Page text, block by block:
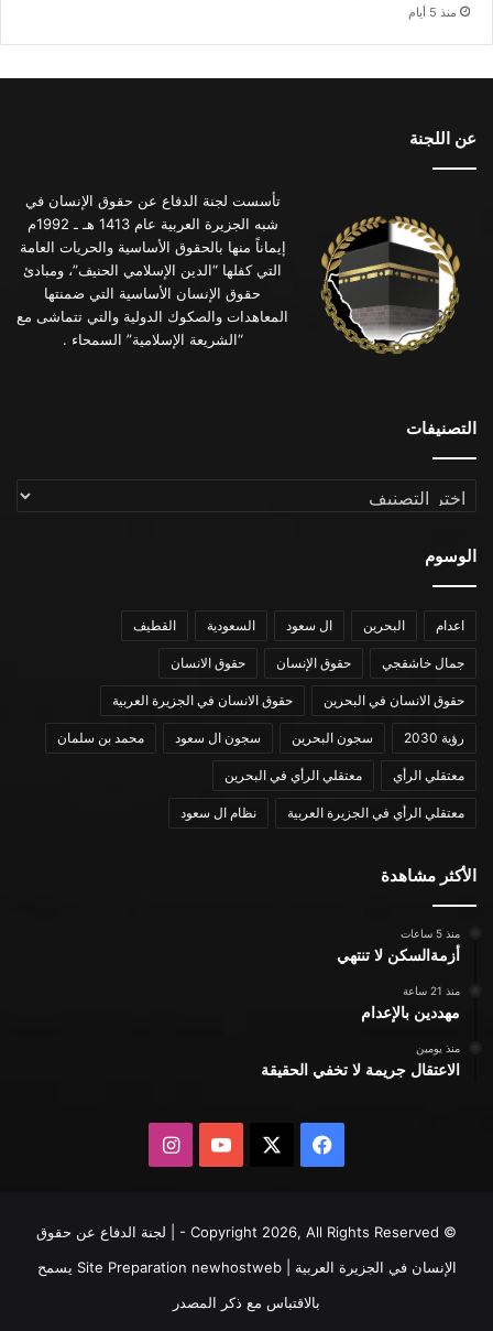
منذ 5 أيام
عن اللجنة
تأسست لجنة الدفاع عن حقوق الإنسان في
شبه الجزيرة العربية عام 1413 هـ ـ 1992م
إيماناً منها بالحقوق الأساسية والحريات العامة
التي كفلها “الدين الإسلامي الحنيف”، ومبادئ
حقوق الإنسان الأساسية التي ضمنتها
المعاهدات والصكوك الدولية والتي تتماشى مع
“الشريعة الإسلامية” السمحاء .
التصنيفات
التصنيفات
الوسوم
اعدام البحرين ال سعود السعودية القطيف
جمال خاشقجي حقوق الإنسان حقوق الانسان
حقوق الانسان في البحرين حقوق الانسان في الجزيرة العربية
رؤية 2030 سجون البحرين سجون ال سعود محمد بن سلمان
معتقلي الرأي معتقلي الرأي في البحرين
معتقلي الرأي في الجزيرة العربية نظام ال سعود
الأكثر مشاهدة
منذ 5 ساعات
أزمةالسكن لا تنتهي
منذ 21 ساعة
مهددين بالإعدام
منذ يومين
الاعتقال جريمة لا تخفي الحقيقة
فيسبوك يوتيوبانستقرام
© Copyright 2026, All Rights Reserved - | لجنة الدفاع عن حقوق
الإنسان في الجزيرة العربية | Site Preparationnewhostweb
يسمح
بالاقتباس مع ذكر المصدر